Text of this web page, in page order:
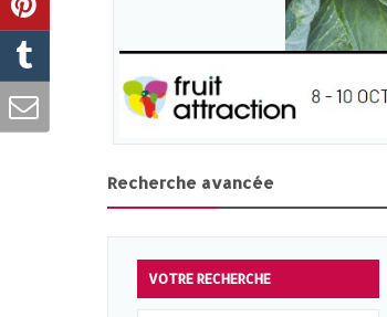
Recherche avancée
VOTRE RECHERCHE